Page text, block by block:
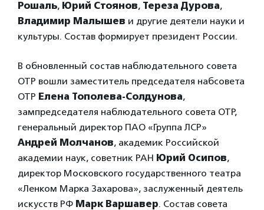
Рошаль, Юрий Стоянов, Тереза Дурова,
Владимир Малышев и другие деятели науки и
культуры. Состав формирует президент России.
В обновленный состав наблюдательного совета
ОТР вошли заместитель председателя набсовета
ОТР Елена Тополева-Солдунова,
зампредседателя наблюдательного совета ОТР,
генеральный директор ПАО «Группа ЛСР»
Андрей Молчанов, академик Российской
академии наук, советник РАН Юрий Осипов,
директор Московского государственного театра
«Ленком Марка Захарова», заслуженный деятель
искусств РФ Марк Варшавер. Состав совета